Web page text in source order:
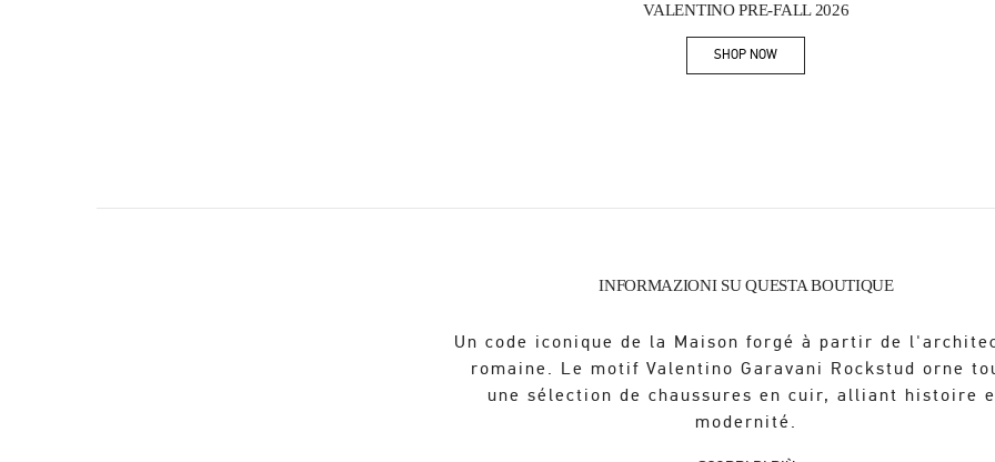
VALENTINO PRE-FALL 2026
SHOP NOWLink Opens in New Tab
INFORMAZIONI SU QUESTA BOUTIQUE
Un code iconique de la Maison forgé à partir de
romaine. Le motif Valentino Garavani Rockstud orne
une sélection de chaussures en cuir, alliant histoire
modernité.